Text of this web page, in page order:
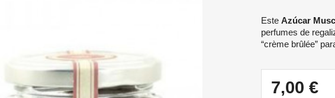
EsteAzúcar
perfumes de
“crème brûlée”
7,00 €